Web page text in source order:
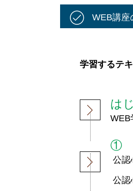
WEB講座
学習するテ
は
WEB
①
公認
公認